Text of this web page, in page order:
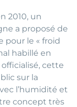
2010, un
a proposé de
pour le « froid
habillé en
officialisé, cette
sur la
l’humidité et
concept très